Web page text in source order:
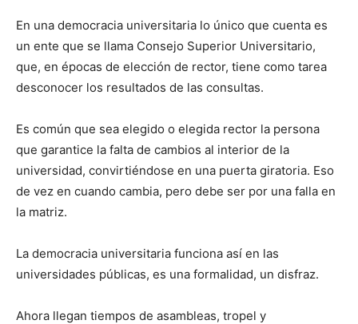
En una democracia universitaria lo único que cuenta es
un ente que se llama Consejo Superior Universitario,
que, en épocas de elección de rector, tiene como tarea
desconocer los resultados de las consultas.
Es común que sea elegido o elegida rector la persona
que garantice la falta de cambios al interior de la
universidad, convirtiéndose en una puerta giratoria. Eso
de vez en cuando cambia, pero debe ser por una falla en
la matriz.
La democracia universitaria funciona así en las
universidades públicas, es una formalidad, un disfraz.
Ahora llegan tiempos de asambleas, tropel y